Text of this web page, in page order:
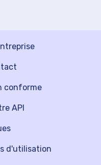
API
conforme
d'utilisation